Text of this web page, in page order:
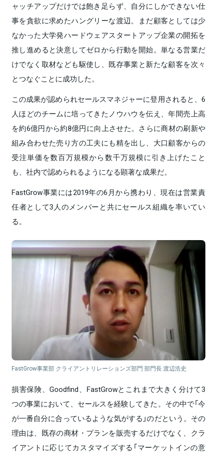
ャッチアップだけでは飽き足らず、自分にしかできない仕
事を貪欲に求めたハングリーな渡辺。まだ顧客としては少
なかった大学発ハードウェアスタートアップ企業の開拓を
推し進めると決意してゼロから行動を開始。単なる営業だ
けでなく取材なども駆使し、既存事業と新たな顧客を次々
とつなぐことに成功した。
この成果が認められセールスマネジャーに登用されると、6
人ほどのチームに培ってきたノウハウを伝え、年間売上高
を約6億円から約8億円に向上させた。さらに商材の刷新や
組み合わせた売り方の工夫にも精を出し、大口顧客からの
受注単価を数百万規模から数千万規模に引き上げたこと
も、社内で認められるようになる顕著な成果だ。
FastGrow事業には2019年の6月から携わり、現在は営業責
任者として3人のメンバーと共にセールス組織を率いてい
る。
FastGrow事業部 クライアントリレーションズ部門 部門長 渡辺浩史
損害保険、Goodfind、FastGrowとこれまで大きく分けて3
つの事業において、セールスを経験してきた。その中で「今
が一番自分に合っているような気がする」のだという。その
理由は、既存の商材・プランを販売するだけでなく、クラ
イアントに応じてカスタマイズする「マーケットインの意